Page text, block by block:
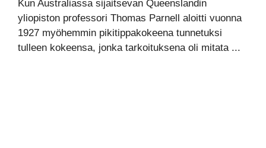
Kun Australiassa sijaitsevan Queenslandin
yliopiston professori Thomas Parnell aloitti vuonna
1927 myöhemmin pikitippakokeena tunnetuksi
tulleen kokeensa, jonka tarkoituksena oli mitata ...